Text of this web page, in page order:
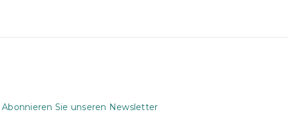
Abonnieren Sie unseren Newsletter